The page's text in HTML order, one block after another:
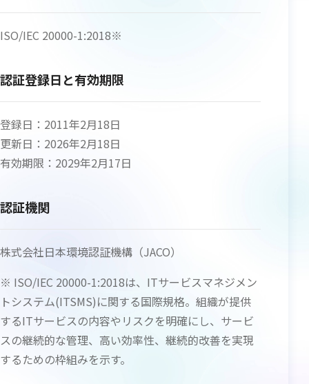
ISO/IEC 20000-1:2018※
認証登録日と有効期限
登録日：2011年2月18日
更新日：2026年2月18日
有効期限：2029年2月17日
認証機関
株式会社日本環境認証機構（JACO）
※ ISO/IEC 20000-1:2018は、ITサービスマネジメン
トシステム(ITSMS)に関する国際規格。組織が提供
するITサービスの内容やリスクを明確にし、サービ
スの継続的な管理、高い効率性、継続的改善を実現
するための枠組みを示す。